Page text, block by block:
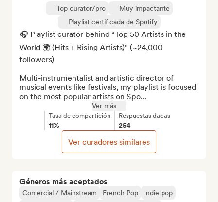
Géneros más aceptados
Comercial / Mainstream French Pop
Indie pop
Top curator/pro
Muy impactante
Playlist certificada de Spotify
🎧 Playlist curator behind “Top 50 Artists in the
World 🌍 (Hits + Rising Artists)” (~24,000
followers)
Multi-instrumentalist and artistic director of
musical events like festivals, my playlist is focused
on the most popular artists on Spo...
Ver más
Tasa de compartición
11%
Respuestas dadas
254
Ver curadores similares